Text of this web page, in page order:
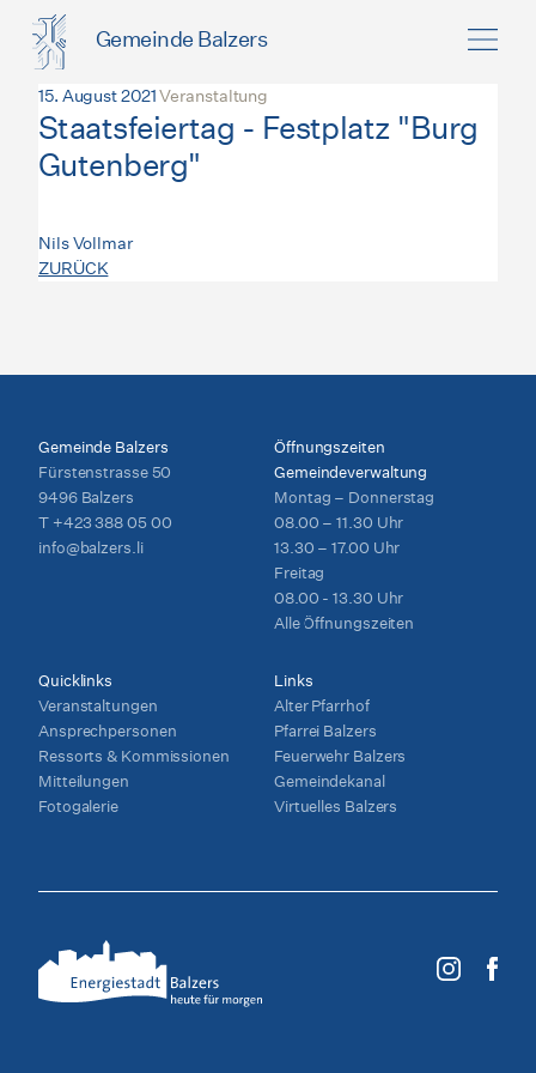
Gemeinde Balzers
15. August 2021Veranstaltung
Staatsfeiertag - Festplatz "Burg
Gutenberg"
Nils Vollmar
ZURÜCK
Gemeinde Balzers
Fürstenstrasse 50
9496 Balzers
T +423 388 05 00
info@balzers.li
Öffnungszeiten
Gemeindeverwaltung
Montag – Donnerstag
08.00 – 11.30 Uhr
13.30 – 17.00 Uhr
Freitag
08.00 - 13.30 Uhr
Alle Öffnungszeiten
Quicklinks
Veranstaltungen
Ansprechpersonen
Ressorts & Kommissionen
Mitteilungen
Fotogalerie
Links
Alter Pfarrhof
Pfarrei Balzers
Feuerwehr Balzers
Gemeindekanal
Virtuelles Balzers